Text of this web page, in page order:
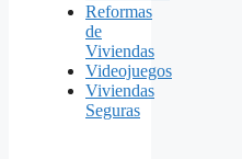
Reformas
de
Viviendas
Videojuegos
Viviendas
Seguras